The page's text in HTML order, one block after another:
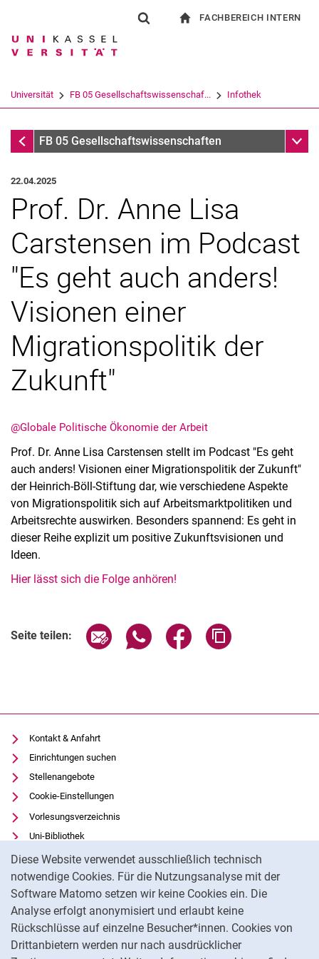
Springe direkt zu: Inhalt
Springe direkt zu: Suche
Springe direkt zu:
Diese Website verwendet ausschließlich technisch
notwendige Cookies. Für die Nutzungsanalyse mit der
Software Matomo setzen wir keine Cookies ein. Die
Analyse erfolgt anonymisiert und erlaubt keine
Rückschlüsse auf einzelne Besucher*innen. Cookies von
Drittanbietern werden nur nach ausdrücklicher
Suchbegriff
Suchen (öffnet externen Link in einem
FACHBEREICH INTERN
Universität FB 05 Gesellschaftswissenschaf... Infothek
InfothekFB 05 Gesellschaftswissenschaften
Alle Meldungen
Alle Termine
22.04.2025
Prof. Dr. Anne Lisa
Carstensen im Podcast
"Es geht auch anders!
Visionen einer
Migrationspolitik der
Zukunft"
@Globale Politische Ökonomie der Arbeit
Prof. Dr. Anne Lisa Carstensen stellt im Podcast "Es geht
auch anders! Visionen einer Migrationspolitik der Zukunft"
der Heinrich-Böll-Stiftung dar, wie verschiedene Aspekte
von Migrationspolitik sich auf Arbeitsmarktpolitiken und
Arbeitsrechte auswirken. Besonders spannend: Es geht in
dieser Reihe explizit um positive Zukunftsvisionen und
Ideen.
Hier lässt sich die Folge anhören!
Seite teilen: Seite über E-Mail teilen
Seite über WhatsApp teilen
Seite über Facebook
Kontakt & Anfahrt
Einrichtungen suchen
Stellenangebote
Cookie-Einstellungen
Vorlesungsverzeichnis
Uni-Bibliothek
Moodle
Panopto
Datenschutz
Barrierefreiheit
Transparenter KI-Einsatz